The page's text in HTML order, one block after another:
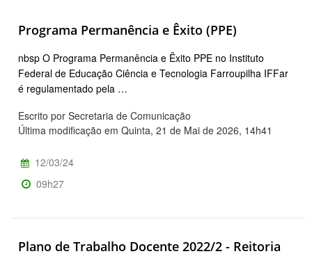
Programa Permanência e Êxito (PPE)
nbsp O Programa Permanência e Êxito PPE no Instituto
Federal de Educação Ciência e Tecnologia Farroupilha IFFar
é regulamentado pela …
Escrito por Secretaria de Comunicação
Última modificação em Quinta, 21 de Mai de 2026, 14h41
12/03/24
09h27
Plano de Trabalho Docente 2022/2 - Reitoria